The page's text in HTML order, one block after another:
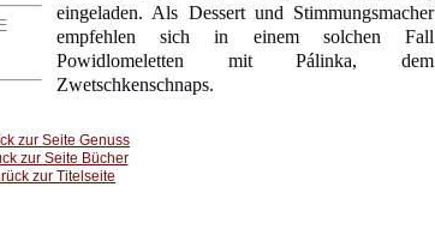
eingeladen. Als Dessert und Stimmungsmacher
empfehlen sich in einem solchen Fall
Powidlomeletten mit Pálinka, dem
Zwetschkenschnaps.
zur Seite Genuss
zur Seite Bücher
zur Titelseite